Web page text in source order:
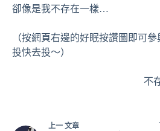
卻像是我不存在一樣…
（按網頁右邊的好眠按讚圖即可
投快去投～）
不
上一 文章